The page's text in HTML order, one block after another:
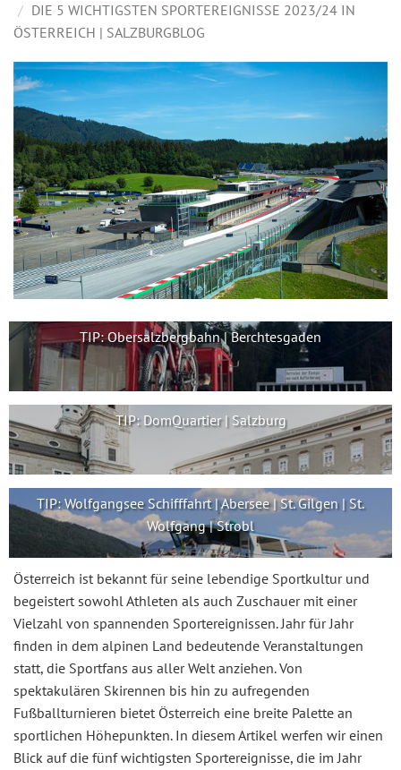
DIE 5 WICHTIGSTEN SPORTEREIGNISSE 2023/24 IN
ÖSTERREICH | SALZBURGBLOG
TIP: Obersalzbergbahn | Berchtesgaden
TIP: DomQuartier | Salzburg
TIP: Wolfgangsee Schifffahrt | Abersee | St. Gilgen | St.
Wolfgang | Strobl
Österreich ist bekannt für seine lebendige Sportkultur und
begeistert sowohl Athleten als auch Zuschauer mit einer
Vielzahl von spannenden Sportereignissen. Jahr für Jahr
finden in dem alpinen Land bedeutende Veranstaltungen
statt, die Sportfans aus aller Welt anziehen. Von
spektakulären Skirennen bis hin zu aufregenden
Fußballturnieren bietet Österreich eine breite Palette an
sportlichen Höhepunkten. In diesem Artikel werfen wir einen
Blick auf die fünf wichtigsten Sportereignisse, die im Jahr